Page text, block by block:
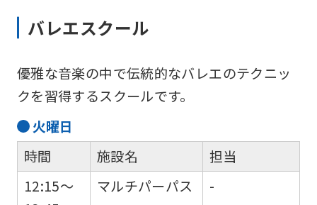
バレエスクール
優雅な音楽の中で伝統的なバレエのテクニッ
クを習得するスクールです。
火曜日
時間
12:15～
施設名
マルチパーパス
担当
-
to
the
page.
However,
if